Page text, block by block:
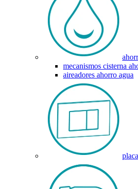
mecanismos cisterna
aireadores ahorro agua